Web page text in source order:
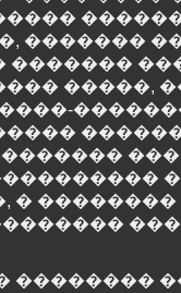
�������
�������
�����,
��������
��������